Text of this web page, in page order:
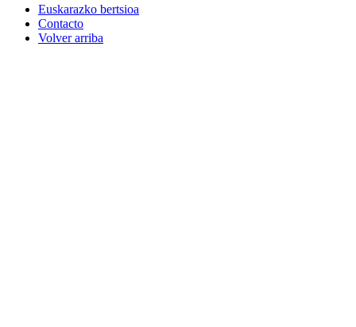
Euskarazko bertsioa
Contacto
Volver arriba